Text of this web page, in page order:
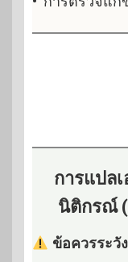
การแปล
นิติกรณ์ (
ข้อควรระวั